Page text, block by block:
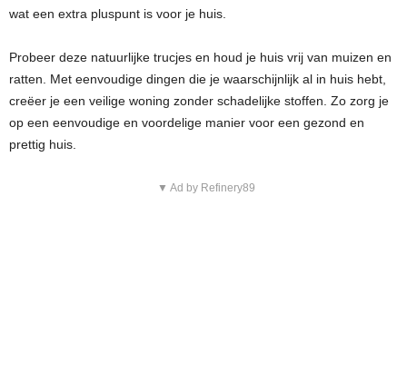
wat een extra pluspunt is voor je huis.
Probeer deze natuurlijke trucjes en houd je huis vrij van muizen en
ratten. Met eenvoudige dingen die je waarschijnlijk al in huis hebt,
creëer je een veilige woning zonder schadelijke stoffen. Zo zorg je
op een eenvoudige en voordelige manier voor een gezond en
prettig huis.
▼ Ad by Refinery89